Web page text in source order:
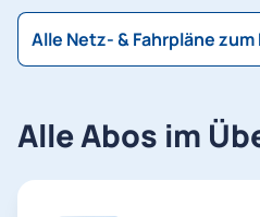
ä
t
f
ü
r
Alle Netz- & Fahrpläne
Alle Abos im